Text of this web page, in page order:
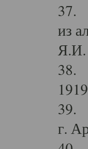
37.
из
Я.И.
38.
39.
г.